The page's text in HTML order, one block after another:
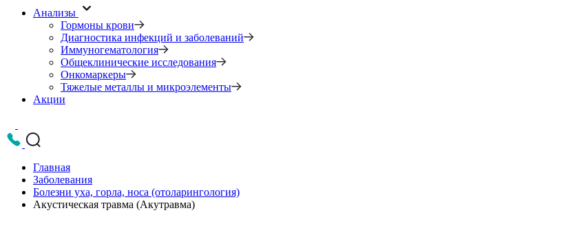
Анализы
Гормоны крови
Диагностика инфекций и заболеваний
Иммуногематология
Общеклинические исследования
Онкомаркеры
Тяжелые металлы и микроэлементы
Акции
Главная
Заболевания
Болезни уха, горла, носа (отоларингология)
Акустическая травма (Акутравма)